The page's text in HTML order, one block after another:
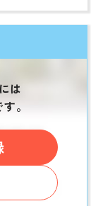
は
。